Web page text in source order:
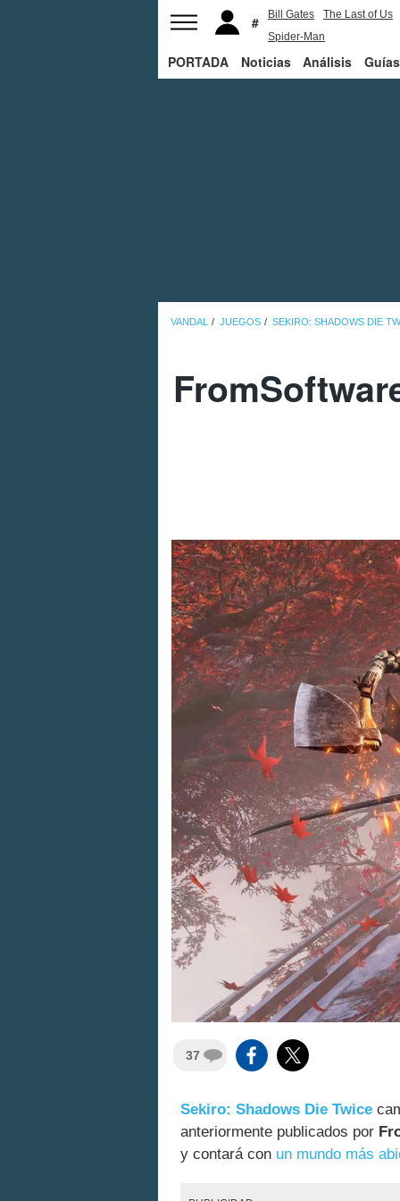
Bill Gates The Last of Us
Spider-Man
PORTADA Noticias Análisis Guías
VANDAL JUEGOS SEKIRO: SHADOWS DIE
37
Sekiro: Shadows Die Twice
anteriormente publicados por
y contará con un mundo más